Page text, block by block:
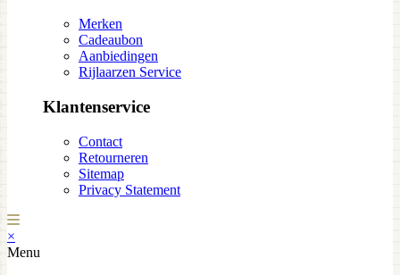
Merken
Cadeaubon
Aanbiedingen
Rijlaarzen Service
Klantenservice
Contact
Retourneren
Sitemap
Privacy Statement
×
Menu